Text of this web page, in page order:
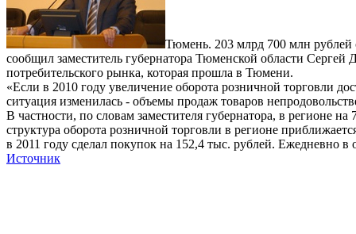
Тюмень. 203 млрд 700 млн рублей
сообщил заместитель губернатора Тюменской области
потребительского рынка, которая прошла в Тюмени.
«Если в 2010 году увеличение оборота розничной торговли
ситуация изменилась - объемы продаж товаров
В частности, по словам заместителя губернатора, в регионе
структура оборота розничной торговли в регионе
в 2011 году сделал покупок на 152,4 тыс. рублей. Ежедневно
Источник